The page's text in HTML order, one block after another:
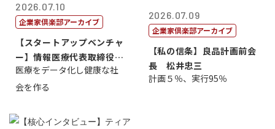
2026.07.10
企業家倶楽部アーカイブ
【スタートアップベンチャ
ー】情報医療代表取締役
原 聖吾
医療をデータ化し健康な社
会を作る
2026.07.09
企業家倶楽部アーカイブ
【私の信条】良品計画前会
長 松井忠三
計画５％、実行95％